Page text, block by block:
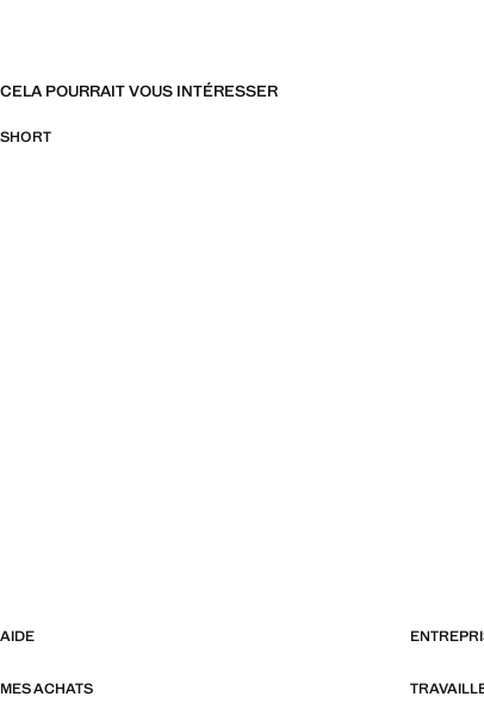
CELA POURRAIT VOUS INTÉRESSER
SHORT
AIDE
MES ACHATS